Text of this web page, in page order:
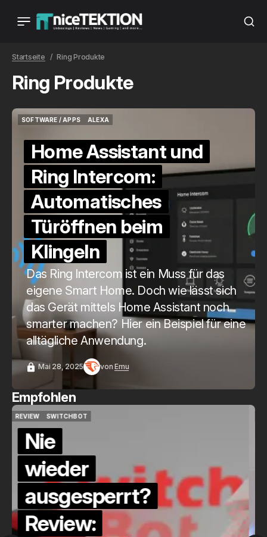
Startseite Ring Produkte
Ring Produkte
SOFTWARE / APPS
ALEXA
Home Assistant und
Ring Intercom:
Automatisches
Türöffnen beim
Klingeln
Das Ring Intercom ist ein Muss für das
eigene Smart Home. Doch wie lässt sich
das Gerät mittels Home Assistant noch
smarter machen? Hier ein Beispiel für eine
alltägliche Anwendung.
Mai 28, 2025 von Emu
Empfohlen
QUICKCHECK
HOME ASSISTANT
Die Alexa-
Alternative?